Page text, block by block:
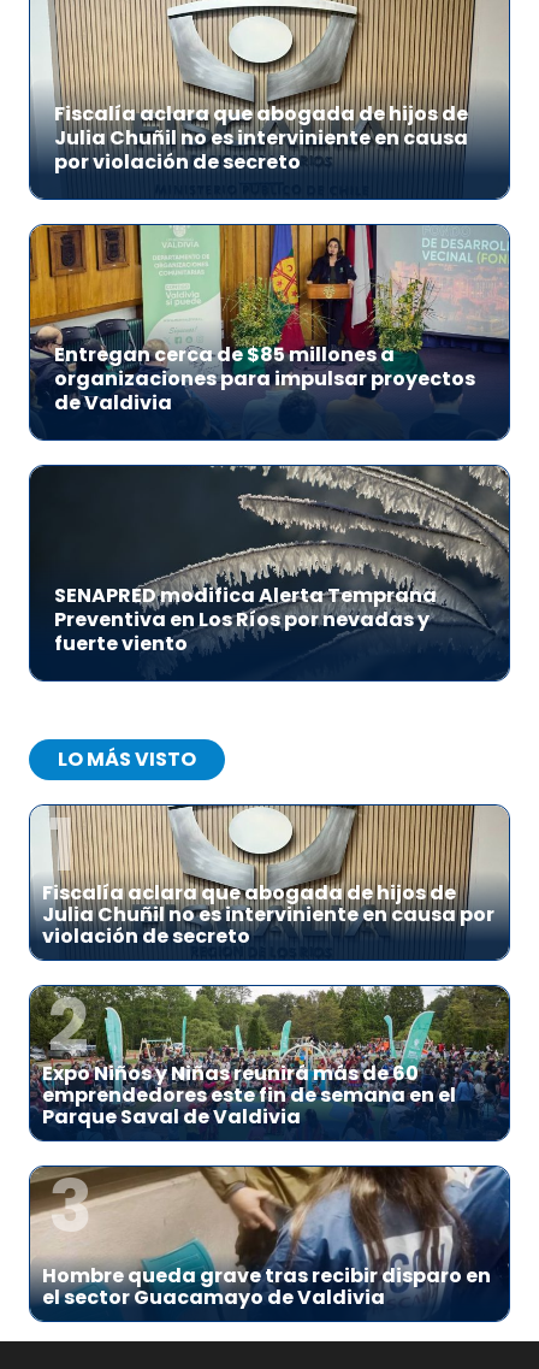
Fiscalía aclara que abogada de hijos de
Julia Chuñil no es interviniente en causa
por violación de secreto
Entregan cerca de $85 millones a
organizaciones para impulsar proyectos
de Valdivia
SENAPRED modifica Alerta Temprana
Preventiva en Los Ríos por nevadas y
fuerte viento
LO MÁS VISTO
1
Fiscalía aclara que abogada de hijos de
Julia Chuñil no es interviniente en causa por
violación de secreto
2
Expo Niños y Niñas reunirá más de 60
emprendedores este fin de semana en el
Parque Saval de Valdivia
3
Hombre queda grave tras recibir disparo en
el sector Guacamayo de Valdivia